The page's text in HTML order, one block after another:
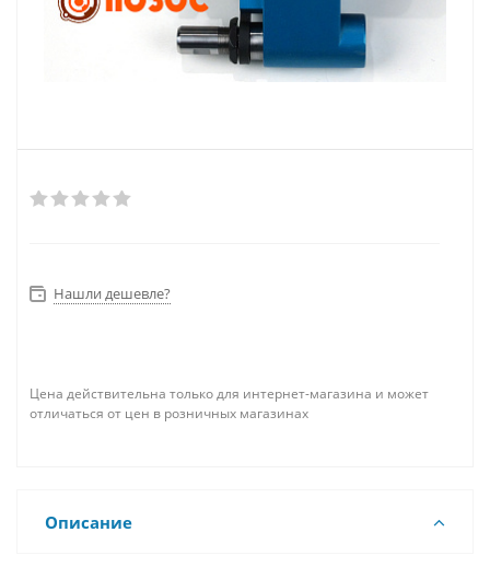
Нашли дешевле?
Цена действительна только для интернет-магазина и может
отличаться от цен в розничных магазинах
Описание